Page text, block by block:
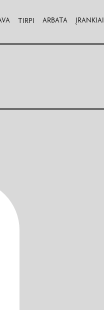
TIRPI ARBATA ĮRANKIAI